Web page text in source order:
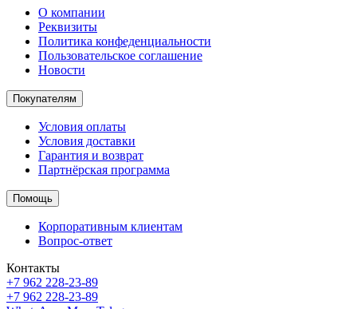
О компании
Реквизиты
Политика конфеденциальности
Пользовательское соглашение
Новости
Покупателям
Условия оплаты
Условия доставки
Гарантия и возврат
Партнёрская программа
Помощь
Корпоративным клиентам
Вопрос-ответ
Контакты
+7 962 228-23-89
+7 962 228-23-89